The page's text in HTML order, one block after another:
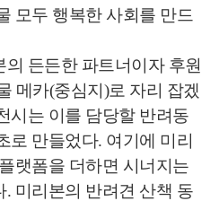
모두 행복한 사회를 만드
든든한 파트너이자 후원
메카(중심지)로 자리 잡겠
시는 이를 담당할 반려동
로 만들었다. 여기에 미리
랫폼을 더하면 시너지는
미리본의 반려견 산책 동